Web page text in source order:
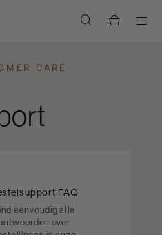
CARE
FAQ
eenvoudig alle
over